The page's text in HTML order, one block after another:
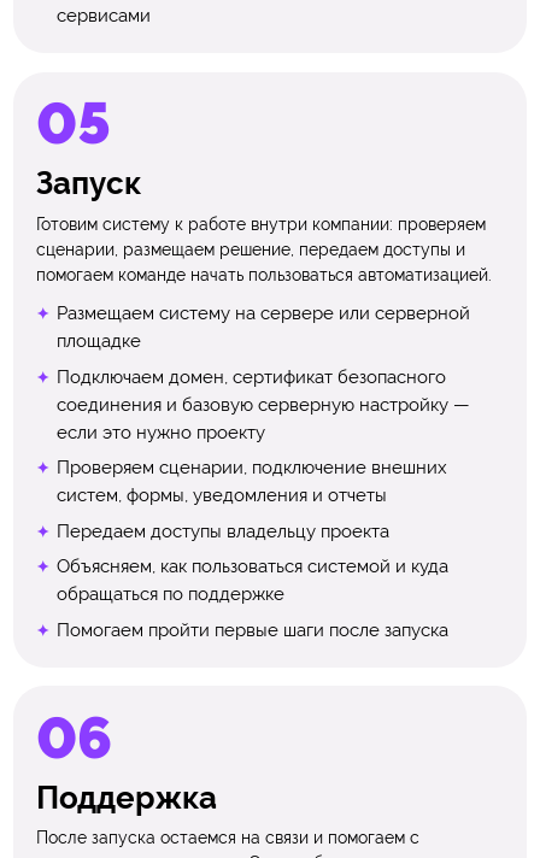
сервисами
Запуск
Готовим систему к работе внутри компании: проверяем
сценарии, размещаем решение, передаем доступы и
помогаем команде начать пользоваться автоматизацией.
Размещаем систему на сервере или серверной
площадке
Подключаем домен, сертификат безопасного
соединения и базовую серверную настройку —
если это нужно проекту
Проверяем сценарии, подключение внешних
систем, формы, уведомления и отчеты
Передаем доступы владельцу проекта
Объясняем, как пользоваться системой и куда
обращаться по поддержке
Помогаем пройти первые шаги после запуска
Поддержка
После запуска остаемся на связи и помогаем с